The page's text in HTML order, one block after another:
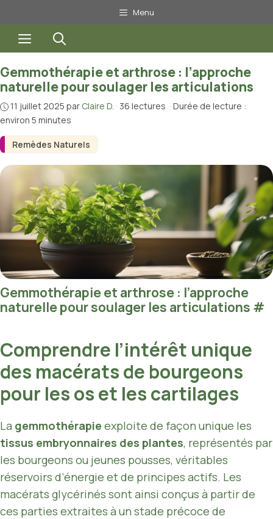
au
contenu
Menu
Menu
Remèdes Naturels
Gemmothérapie et arthrose : l’approche
naturelle pour soulager les articulations
11 juillet 2025 par Claire D. · 36 lectures · Durée de lecture :
environ 5 minutes
Gemmothérapie et arthrose : l’approche
naturelle pour soulager les articulations #
Comprendre l’intérêt unique
des macérats de bourgeons
pour les os et les cartilages
La gemmothérapie exploite de façon unique les
tissus embryonnaires des plantes, représentés par
les bourgeons ou jeunes pousses, véritables
réservoirs d’énergie et de principes actifs. Les
macérats glycérinés sont ainsi conçus à partir de
ces parties extraites à un stade précoce de